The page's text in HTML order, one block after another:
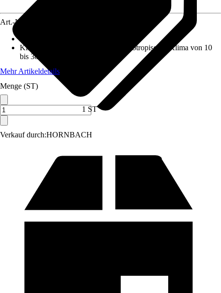
Verkauf durch:HORNBACH
Art.-Nr.
Klimaklasse
SN-ST : erweitertes subtropisches Klima von 10
bis 38 °C
Mehr Artikeldetails
Menge (ST)
1 ST